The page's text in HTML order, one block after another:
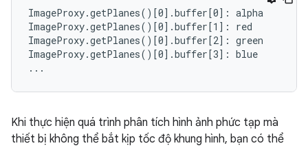
ImageProxy.getPlanes()[0].buffer[0]: alpha
ImageProxy.getPlanes()[0].buffer[1]: red
ImageProxy.getPlanes()[0].buffer[2]: green
ImageProxy.getPlanes()[0].buffer[3]: blue
Khi thực hiện quá trình phân tích hình ảnh phức tạp mà
thiết bị không thể bắt kịp tốc độ khung hình, bạn có thể